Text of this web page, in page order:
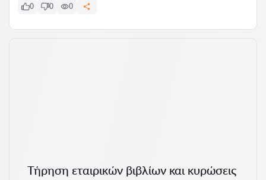
0 0 0
Τήρηση εταιρικών βιβλίων και κυρώσεις